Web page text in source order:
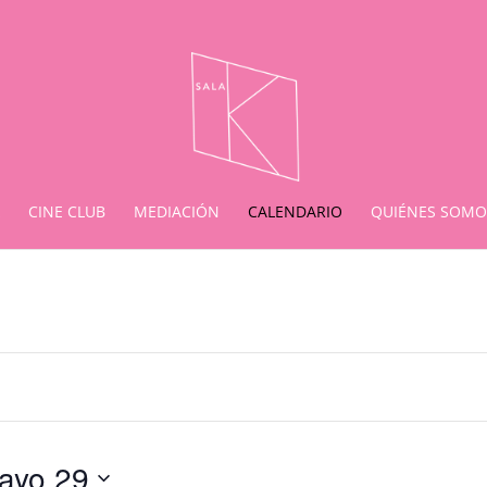
CINE CLUB MEDIACIÓN CALENDARIO QUIÉNES
29